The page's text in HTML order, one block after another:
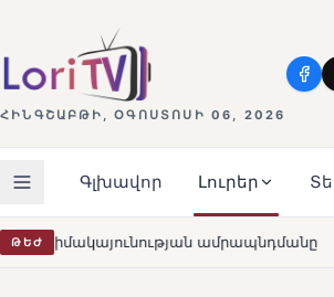
ՀԻՆԳՇԱԲԹԻ, ՕԳՈՍՏՈՍԻ 06, 2026
Գլխավոր Լուրեր
ԹԵԺ
ամրապնդմանը HOT «Տիսա»-ի